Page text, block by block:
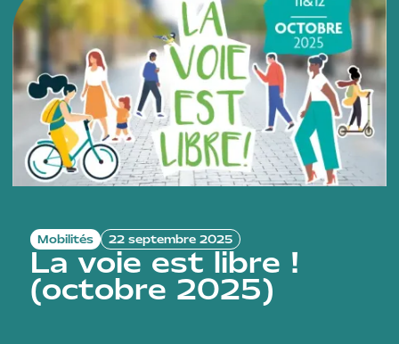
Mobilités 22 septembre 2025
La voie est libre !
(octobre 2025)